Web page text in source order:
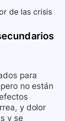
de las crisis
para
no están
y dolor
y se